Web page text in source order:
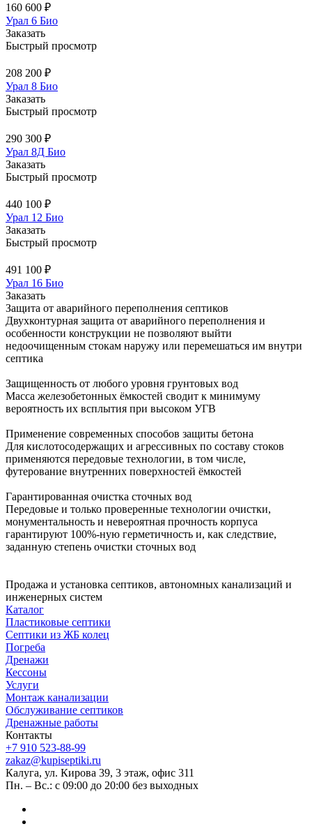
160 600 ₽
Урал 6 Био
Заказать
Быстрый просмотр
208 200 ₽
Урал 8 Био
Заказать
Быстрый просмотр
290 300 ₽
Урал 8Д Био
Заказать
Быстрый просмотр
440 100 ₽
Урал 12 Био
Заказать
Быстрый просмотр
491 100 ₽
Урал 16 Био
Заказать
Защита от аварийного переполнения септиков
Двухконтурная защита от аварийного переполнения и
особенности конструкции не позволяют выйти
недоочищенным стокам наружу или перемешаться им внутри
септика
Защищенность от любого уровня грунтовых вод​
Масса железобетонных ёмкостей сводит к минимуму
вероятность их всплытия при высоком УГВ
Применение современных способов защиты бетона
Для кислотосодержащих и агрессивных по составу стоков
применяются передовые технологии, в том числе,
футерование внутренних поверхностей ёмкостей
Гарантированная очистка сточных вод
Передовые и только проверенные технологии очистки,
монументальность и невероятная прочность корпуса
гарантируют 100%-ную герметичность и, как следствие,
заданную степень очистки сточных вод
Продажа и установка септиков, автономных канализаций и
инженерных систем
Каталог
Пластиковые септики
Септики из ЖБ колец
Погреба
Дренажи
Кессоны
Услуги
Монтаж канализации
Обслуживание септиков
Дренажные работы
Контакты
+7 910 523-88-99
zakaz@kupiseptiki.ru
Калуга, ул. Кирова 39, 3 этаж, офис 311
Пн. – Вс.: с 09:00 до 20:00 без выходных